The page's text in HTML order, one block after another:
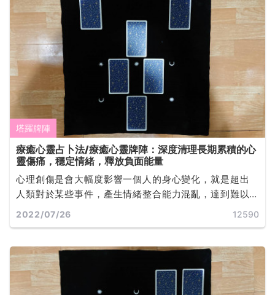
塔羅牌陣
療癒心靈占卜法/療癒心靈牌陣：深度清理長期累積的心
靈傷痛，穩定情緒，釋放負面能量
心理創傷是會大幅度影響一個人的身心變化，就是超出
人類對於某些事件，產生情緒整合能力混亂，達到難以
負荷的範圍。有效的治療方法就是透過自己覺得合適且
2022/07/26 12590